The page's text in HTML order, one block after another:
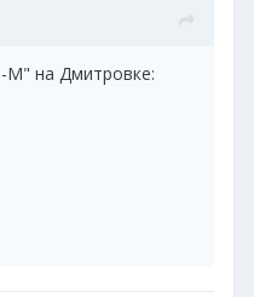
М" на Дмитровке: